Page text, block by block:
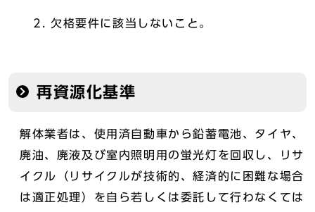
欠格要件に該当しないこと。
再資源化基準
解体業者は、使用済自動車から鉛蓄電池、タイヤ、
廃油、廃液及び室内照明用の蛍光灯を回収し、リサ
イクル（リサイクルが技術的、経済的に困難な場合
は適正処理）を自ら若しくは委託して行わなくては